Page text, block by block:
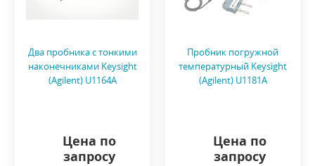
Два пробника с тонкими
наконечниками Keysight
(Agilent) U1164A
Цена по
запросу
Пробник погружной
температурный Keysight
(Agilent) U1181A
Цена по
запросу